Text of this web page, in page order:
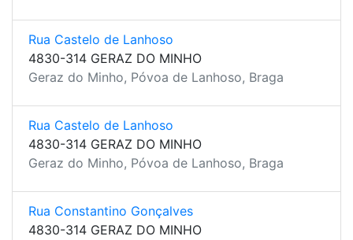
Rua Castelo de Lanhoso
4830-314 GERAZ DO MINHO
Geraz do Minho, Póvoa de Lanhoso, Braga
Rua Castelo de Lanhoso
4830-314 GERAZ DO MINHO
Geraz do Minho, Póvoa de Lanhoso, Braga
Rua Constantino Gonçalves
4830-314 GERAZ DO MINHO